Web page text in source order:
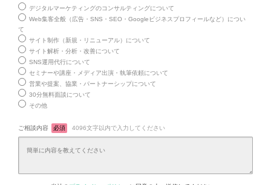
デジタルマーケティングのコンサルティングについて
Web集客全般（広告・SNS・SEO・Googleビジネスプロフィールなど）につい
て
サイト制作（新規・リニューアル）について
サイト解析・分析・改善について
SNS運用代行について
セミナーや講座・メディア出演・執筆依頼について
営業や提案、協業・パートナーシップについて
30分無料面談について
その他
ご相談内容 必須 4096文字以内で入力してください